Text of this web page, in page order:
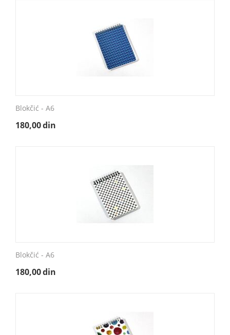
Blokčić - A6
180,00din
Blokčić - A6
180,00din